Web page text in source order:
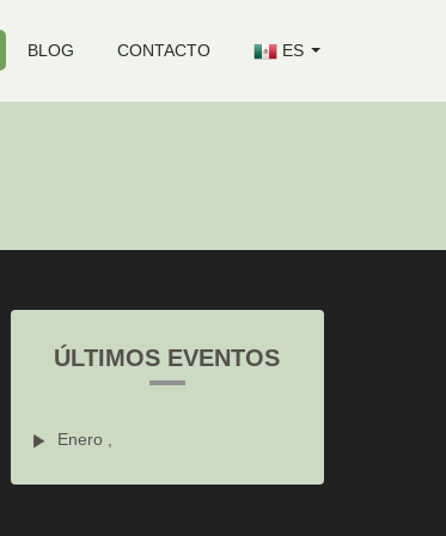
BLOG CONTACTO ES
ÚLTIMOS EVENTOS
Enero ,